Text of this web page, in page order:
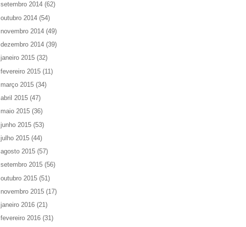
setembro 2014 (62)
outubro 2014 (54)
novembro 2014 (49)
dezembro 2014 (39)
janeiro 2015 (32)
fevereiro 2015 (11)
março 2015 (34)
abril 2015 (47)
maio 2015 (36)
junho 2015 (53)
julho 2015 (44)
agosto 2015 (57)
setembro 2015 (56)
outubro 2015 (51)
novembro 2015 (17)
janeiro 2016 (21)
fevereiro 2016 (31)